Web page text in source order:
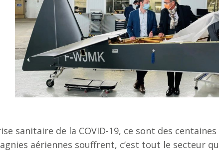
sanitaire de la COVID-19, ce sont des
aériennes souffrent, c’est tout le secteur